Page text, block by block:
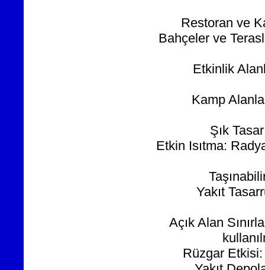
Restoran ve
Bahçeler ve
Etkinlik
Kamp
Şık
Etkin Isıtma:
Yakıt
Açık Alan
Rüzgar Etkisi: